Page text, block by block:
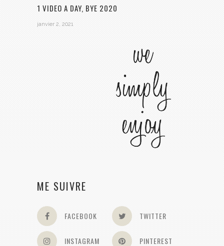
1 VIDEO A DAY, BYE 2020
janvier 2, 2021
ME SUIVRE
FACEBOOK TWITTER
INSTAGRAM PINTEREST